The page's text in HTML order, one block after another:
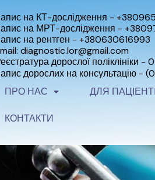
на КТ-дослідження -
на МРТ-дослідження -
на рентген - +380630616993
diagnostic.lor@gmail.com
дорослої
дорослих на консультацію -
ПРО НАС ДЛЯ
КОНТАКТИ